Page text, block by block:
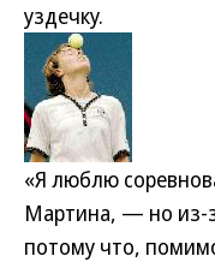
уздечку.
«Я люблю
Мартина, — но из-
потому что,